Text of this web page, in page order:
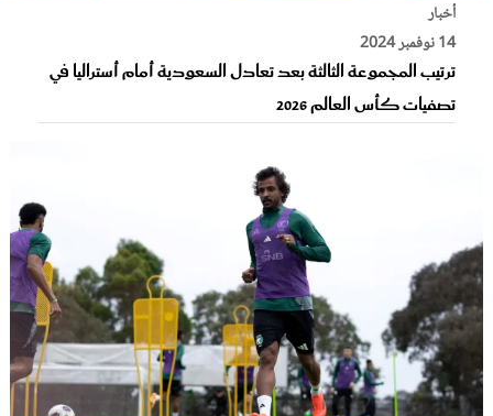
أخبار
14 نوفمبر 2024
ترتيب المجموعة الثالثة بعد تعادل السعودية أمام أستراليا في
تصفيات كأس العالم 2026